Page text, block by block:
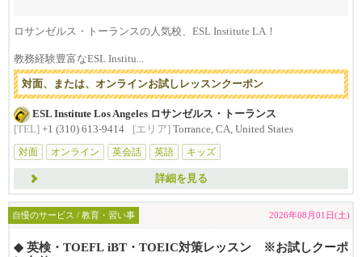
ロサンゼルス・トーランスの人気校、ESL Institute LA！
教務経験豊富なESL Institu...
対面、または、オンラインお試しレッスンクーポン
ESL Institute Los Angeles ロサンゼルス・トーランス
[TEL] +1 (310) 613-9414 [エリア] Torrance, CA, United States
対面
オンライン 英会話 英語 キッズ
詳細を見る
自慢のサービス / 教育・習い事 2026年08月01日(土)
◆ 英検・TOEFL iBT・TOEIC対策レッスン ※お試しクーポ